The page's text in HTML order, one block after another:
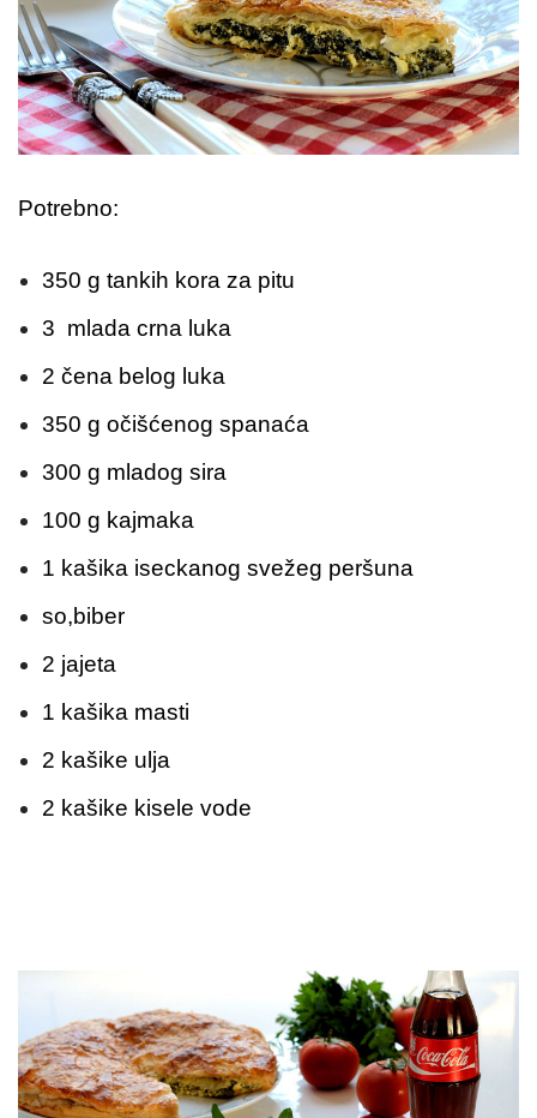
Potrebno:
350 g tankih kora za pitu
3 mlada crna luka
2 čena belog luka
350 g očišćenog spanaća
300 g mladog sira
100 g kajmaka
1 kašika iseckanog svežeg peršuna
so,biber
2 jajeta
1 kašika masti
2 kašike ulja
2 kašike kisele vode